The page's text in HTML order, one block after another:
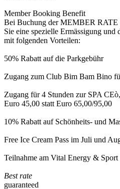
Member Booking Benefit
Bei Buchung der MEMBER RATE
Sie eine spezielle Ermässigung
mit folgenden Vorteilen:
50% Rabatt auf die Parkgebühr
Zugang zum Club Bim Bam Bino
Zugang für 4 Stunden zur SPA
Euro 45,00 statt Euro 65,00/95,00
10% Rabatt auf Schönheits- und
Free Ice Cream Pass im Juli und
Teilnahme am Vital Energy & Sport
Best rate
guaranteed